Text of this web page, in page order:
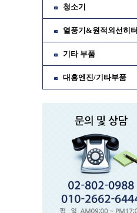
청소기
열풍기&원적외선히터
기타 부품
대흥엔진/기타부품